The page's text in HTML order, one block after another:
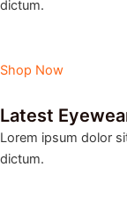
dictum.
Shop Now
Latest
Lorem ipsum dolor
dictum.​